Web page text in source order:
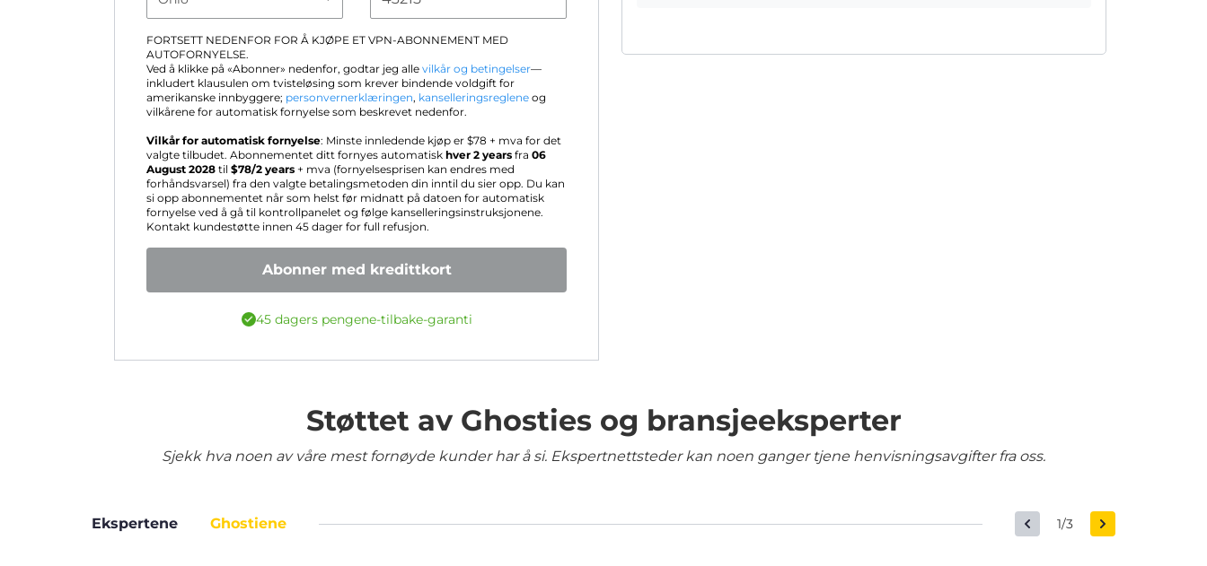
FORTSETT NEDENFOR FOR Å KJØPE ET VPN-ABONNEMENT MED
AUTOFORNYELSE.
Ved å klikke på «Abonner» nedenfor, godtar jeg alle vilkår og betingelser—
inkludert klausulen om tvisteløsing som krever bindende voldgift for
amerikanske innbyggere; personvernerklæringen, kanselleringsreglene og
vilkårene for automatisk fornyelse som beskrevet nedenfor.
Vilkår for automatisk fornyelse: Minste innledende kjøp er $78 + mva for det
valgte tilbudet. Abonnementet ditt fornyes automatisk hver 2 years fra 06
August 2028 til $78/2 years + mva (fornyelsesprisen kan endres med
forhåndsvarsel) fra den valgte betalingsmetoden din inntil du sier opp. Du kan
si opp abonnementet når som helst før midnatt på datoen for automatisk
fornyelse ved å gå til kontrollpanelet og følge kanselleringsinstruksjonene.
Kontakt kundestøtte innen 45 dager for full refusjon.
Abonner med kredittkort
45 dagers pengene-tilbake-garanti
Støttet av Ghosties og bransjeeksperter
Sjekk hva noen av våre mest fornøyde kunder har å si. Ekspertnettsteder kan noen ganger tjene henvisningsavgifter fra oss.
Ekspertene Ghostiene 1/3